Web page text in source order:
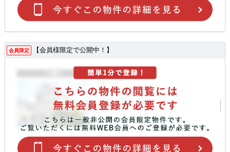
会員限定 【会員様限定で公開中！】